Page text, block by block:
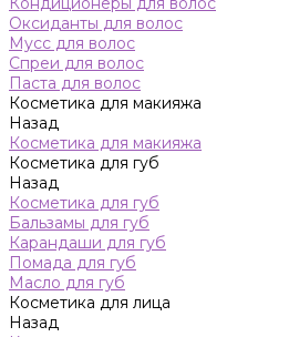
Оксиданты для волос
Мусс для волос
Спреи для волос
Паста для волос
Косметика для макияжа
Назад
Косметика для макияжа
Косметика для губ
Назад
Косметика для губ
Бальзамы для губ
Карандаши для губ
Помада для губ
Масло для губ
Косметика для лица
Назад